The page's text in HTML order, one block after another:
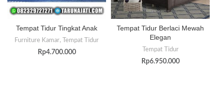
Tempat Tidur Tingkat Anak
Furniture Kamar,
Tempat Tidur
Rp4.700.000
Tempat Tidur Berlaci Mewah
Elegan
Tempat Tidur
Rp6.950.000